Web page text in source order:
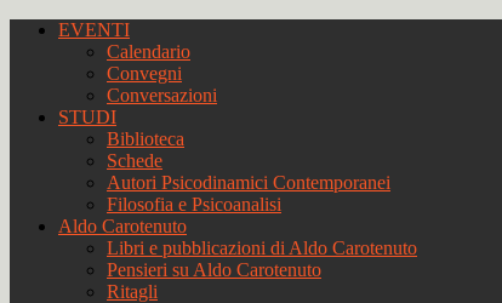
EVENTI
Calendario
Convegni
Conversazioni
STUDI
Biblioteca
Schede
Autori Psicodinamici Contemporanei
Filosofia e Psicoanalisi
Aldo Carotenuto
Libri e pubblicazioni di Aldo Carotenuto
Pensieri su Aldo Carotenuto
Ritagli